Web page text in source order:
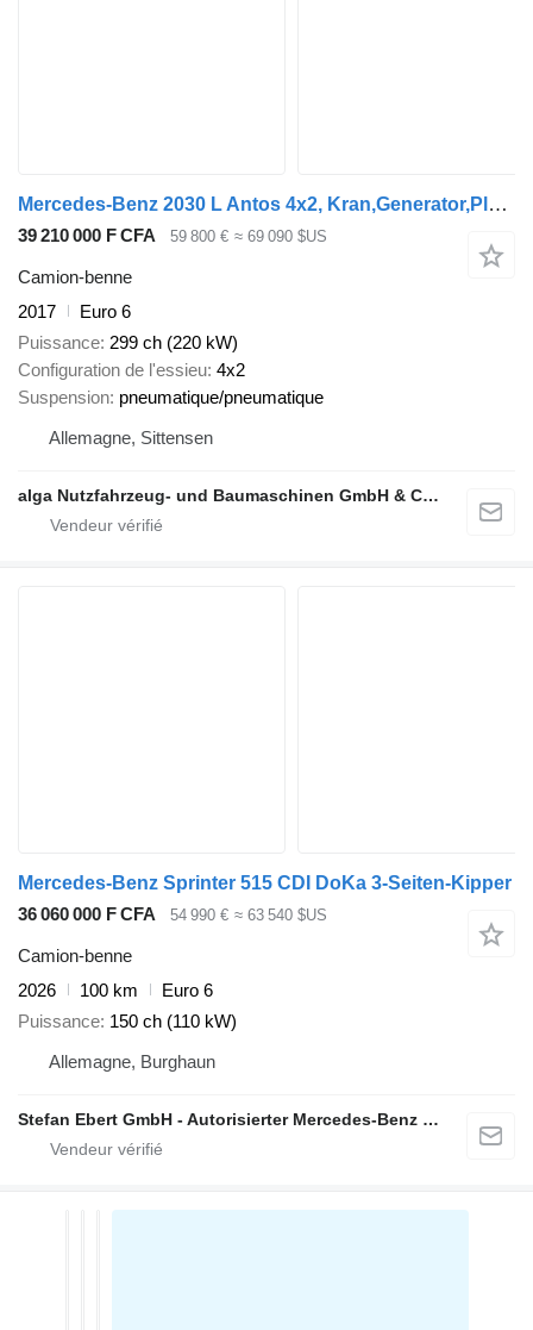
Mercedes-Benz 2030 L Antos 4x2, Kran,Generator,Plane,Hydraulik
39 210 000 F CFA 59 800 € ≈ 69 090 $US
Camion-benne
2017
Euro 6
Puissance 299 ch (220 kW)
Configuration de l'essieu 4x2
Suspension pneumatique/pneumatique
Allemagne, Sittensen
alga Nutzfahrzeug- und Baumaschinen GmbH & Co. KG
Mercedes-Benz Sprinter 515 CDI DoKa 3-Seiten-Kipper
36 060 000 F CFA
54 990 € ≈ 63 540 $US
Camion-benne
2026
100 km
Euro 6
Puissance 150 ch (110 kW)
Allemagne, Burghaun
Stefan Ebert GmbH - Autorisierter Mercedes-Benz Servicepartner